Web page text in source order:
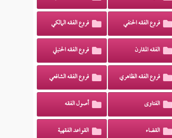
فروع الفقه الحنفي فروع الفقه المالكي
الفقه المقارن فروع الفقه الحنبلي
فروع الفقه الظاهري فروع الفقه الشافعي
الفتاوى أصول الفقه
القضاء القواعد الفقهية